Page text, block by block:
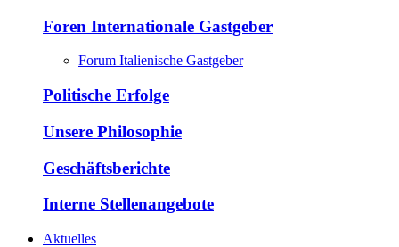
Foren Internationale Gastgeber
Forum Italienische Gastgeber
Politische Erfolge
Unsere Philosophie
Geschäftsberichte
Interne Stellenangebote
Aktuelles